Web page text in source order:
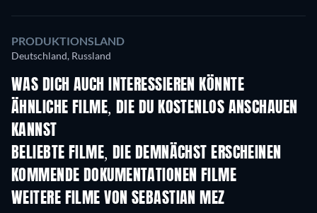
PRODUKTIONSLAND
Deutschland, Russland
WAS DICH AUCH INTERESSIEREN KÖNNTE
ÄHNLICHE FILME, DIE DU KOSTENLOS ANSCHAUEN
KANNST
BELIEBTE FILME, DIE DEMNÄCHST ERSCHEINEN
KOMMENDE DOKUMENTATIONEN FILME
Jean-Paul Goude : le
voleur de couleurs
WEITERE FILME VON SEBASTIAN MEZ